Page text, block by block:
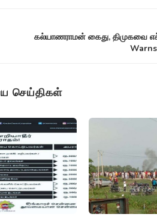
கல்யாணராமன் கைது, திமுகவை
செய்திகள்